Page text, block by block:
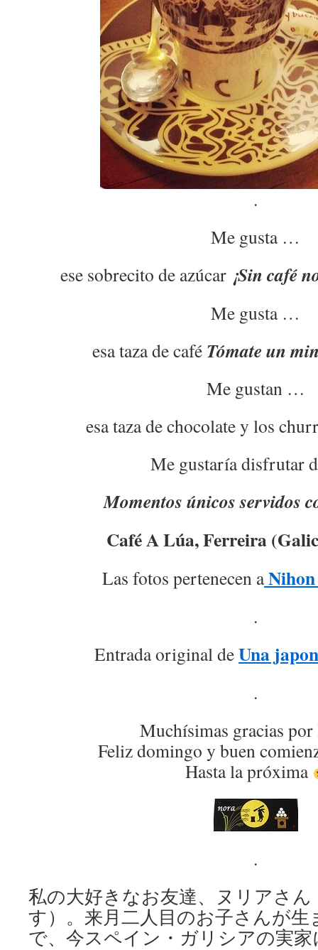
.
Me gusta …
ese sobrecito de azúcar¡Sin café
Me gusta …
esa taza de café Tómate un
Me gustan …
esa taza de chocolate y los
Me gustaría disfrutar
Momentos únicos servidos
Café A Lúa, Ferreira
Las fotos pertenecen aNihon
.
Entrada original deUna
.
Muchísimas gracias por
Feliz domingo y buen
Hasta la próxima
.
私の大好きなお友達、ヌリアさ
す）。来月二人目のお子さんが
で、今スペイン・ガリシアの実